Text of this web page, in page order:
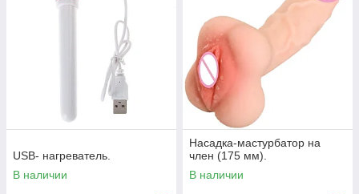
USB- нагреватель.
В наличии
Насадка-мастурбатор на
член (175 мм).
В наличии